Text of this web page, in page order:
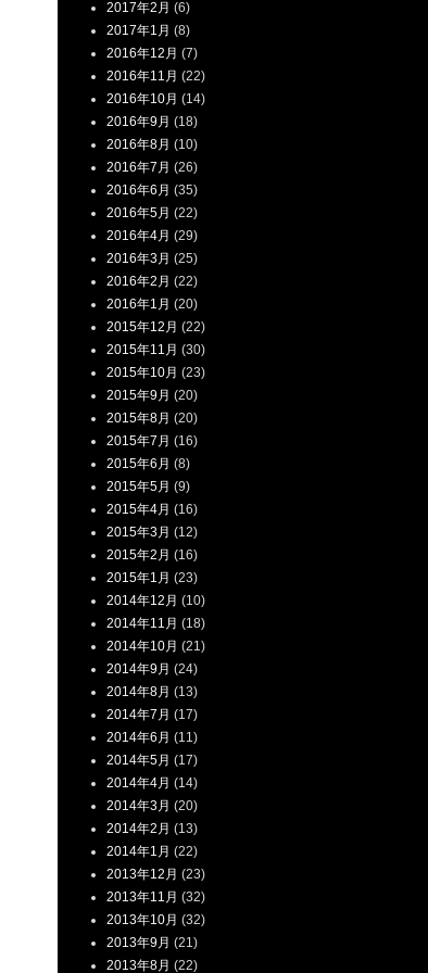
2017年2月 (6)
2017年1月 (8)
2016年12月 (7)
2016年11月 (22)
2016年10月 (14)
2016年9月 (18)
2016年8月 (10)
2016年7月 (26)
2016年6月 (35)
2016年5月 (22)
2016年4月 (29)
2016年3月 (25)
2016年2月 (22)
2016年1月 (20)
2015年12月 (22)
2015年11月 (30)
2015年10月 (23)
2015年9月 (20)
2015年8月 (20)
2015年7月 (16)
2015年6月 (8)
2015年5月 (9)
2015年4月 (16)
2015年3月 (12)
2015年2月 (16)
2015年1月 (23)
2014年12月 (10)
2014年11月 (18)
2014年10月 (21)
2014年9月 (24)
2014年8月 (13)
2014年7月 (17)
2014年6月 (11)
2014年5月 (17)
2014年4月 (14)
2014年3月 (20)
2014年2月 (13)
2014年1月 (22)
2013年12月 (23)
2013年11月 (32)
2013年10月 (32)
2013年9月 (21)
2013年8月 (22)